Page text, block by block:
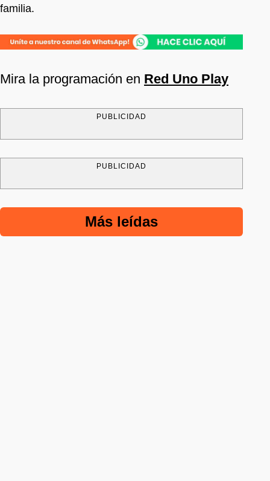
familia.
Mira la programación en Red Uno Play
PUBLICIDAD
PUBLICIDAD
Más leídas